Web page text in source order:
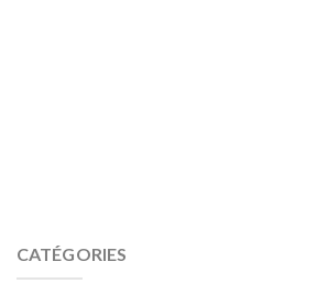
CATÉGORIES